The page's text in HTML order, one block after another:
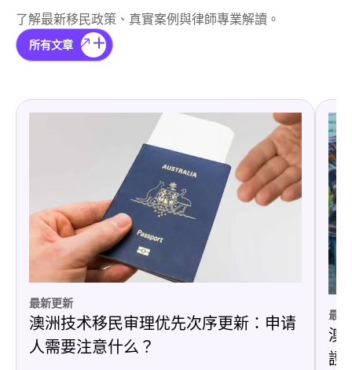
了解最新移民政策、真實案例與律師專業解讀。
所有文章
最新更新
澳洲技术移民审理优先次序更新：申请
人需要注意什么？
最
澳
證